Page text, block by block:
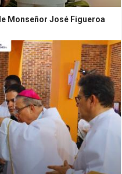
Monseñor José Figueroa